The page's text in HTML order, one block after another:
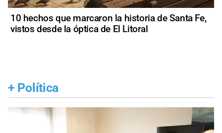
10 hechos que marcaron la historia de Santa Fe,
vistos desde la óptica de El Litoral
+ Política